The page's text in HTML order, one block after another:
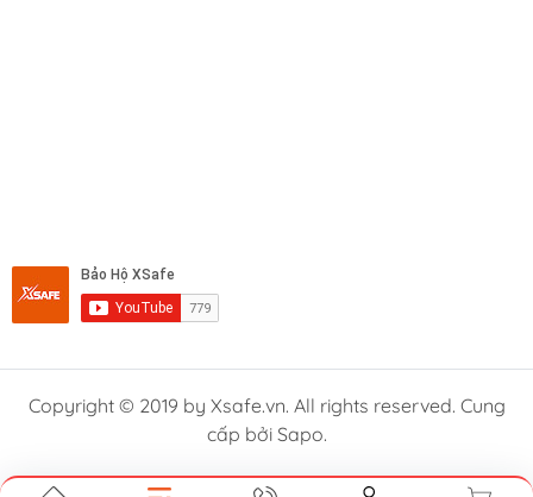
Copyright © 2019 by Xsafe.vn. All rights reserved. Cung
cấp bởi Sapo.